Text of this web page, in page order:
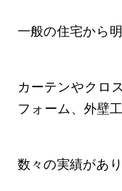
一般の住宅から
カーテンやクロ
フォーム、外壁
数々の実績があり